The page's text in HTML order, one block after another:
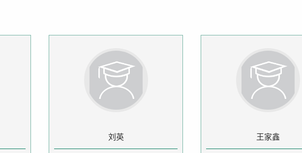
刘英 王家鑫